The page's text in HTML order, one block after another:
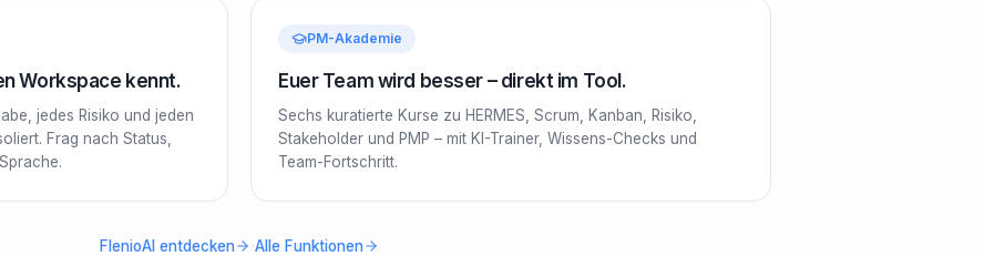
Workspace kennt.
jedes Risiko und jeden
Frag nach Status,
PM-Akademie
Euer Team wird besser – direkt im Tool.
Sechs kuratierte Kurse zu HERMES, Scrum, Kanban, Risiko,
Stakeholder und PMP – mit KI-Trainer, Wissens-Checks und
Team-Fortschritt.
FlenioAI entdecken Alle Funktionen